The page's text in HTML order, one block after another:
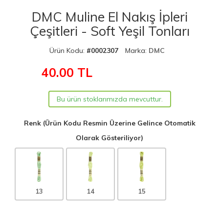
DMC Muline El Nakış İpleri
Çeşitleri - Soft Yeşil Tonları
Ürün Kodu: #0002307 Marka: DMC
40.00 TL
Bu ürün stoklarımızda mevcuttur.
Renk (Ürün Kodu Resmin Üzerine Gelince Otomatik
Olarak Gösteriliyor)
13 14 15